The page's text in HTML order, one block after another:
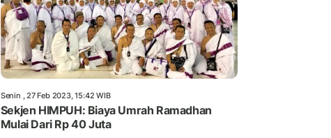
Senin , 27 Feb 2023, 15:42 WIB
Sekjen HIMPUH: Biaya Umrah Ramadhan
Mulai Dari Rp 40 Juta